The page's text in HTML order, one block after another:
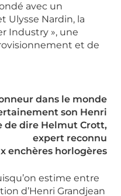
avec un
Ulysse Nardin, la
Industry », une
et de
dans le monde
son Henri
de dire Helmut Crott,
expert reconnu
enchères horlogères
estime entre
d’Henri Grandjean